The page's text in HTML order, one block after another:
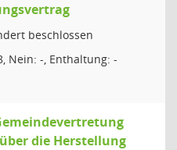
beschlossen
Nein: -, Enthaltung: -
die Herstellung